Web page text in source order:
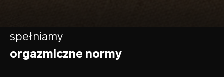
spełniamy
orgazmiczne normy